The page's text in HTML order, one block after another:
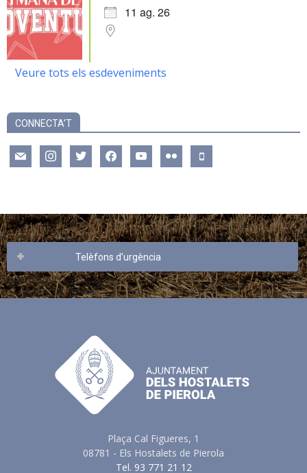
11 ag. 26
Veure tots els esdeveniments
CONNECTA’T
mail instagramtwitter facebookyoutube flickr mobile
Telèfons d’urgència
Plaça Cal Figueres, 1
08781 - Els Hostalets de Pierola
Tel. 93 771 21 12